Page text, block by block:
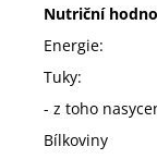
Nutriční
Energie:
Tuky:
- z toho
Bílkoviny